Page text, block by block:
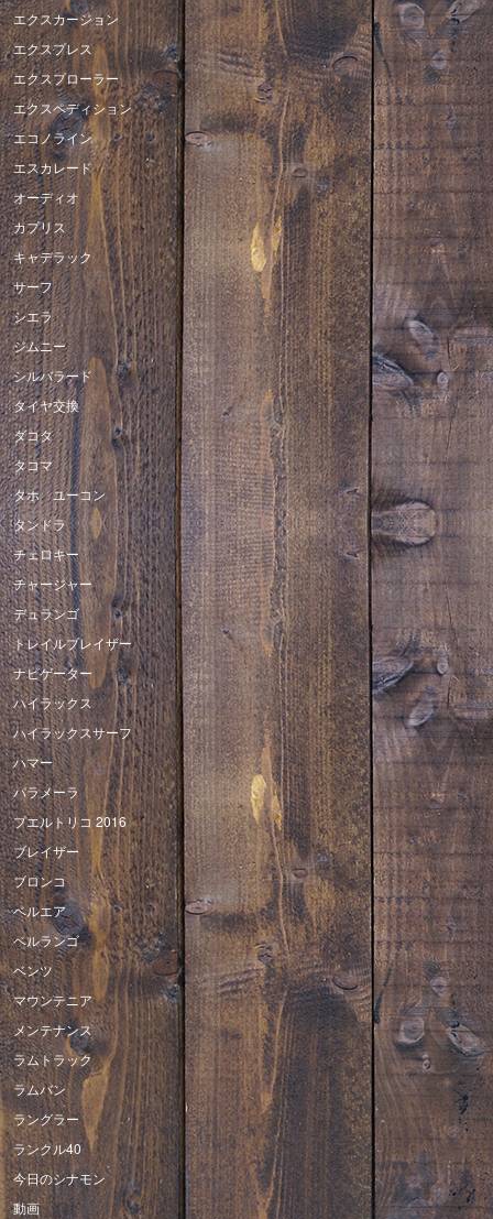
エクスカージョン
エクスプレス
エクスプローラー
エクスペディション
エコノライン
エスカレード
オーディオ
カプリス
キャデラック
サーフ
シエラ
ジムニー
シルバラード
タイヤ交換
ダコタ
タコマ
タホ ユーコン
タンドラ
チェロキー
チャージャー
デュランゴ
トレイルブレイザー
ナビゲーター
ハイラックス
ハイラックスサーフ
ハマー
パラメーラ
プエルトリコ 2016
ブレイザー
ブロンコ
ベルエア
ベルランゴ
ベンツ
マウンテニア
メンテナンス
ラムトラック
ラムバン
ラングラー
ランクル40
今日のシナモン
動画